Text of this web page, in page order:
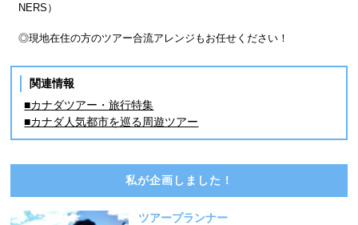
NERS）
◎現地在住の方のツアー合流アレンジもお任せください！
関連情報
■カナダツアー・旅行特集
■カナダ人気都市を巡る周遊ツアー
私が企画しました！
ツアープランナー